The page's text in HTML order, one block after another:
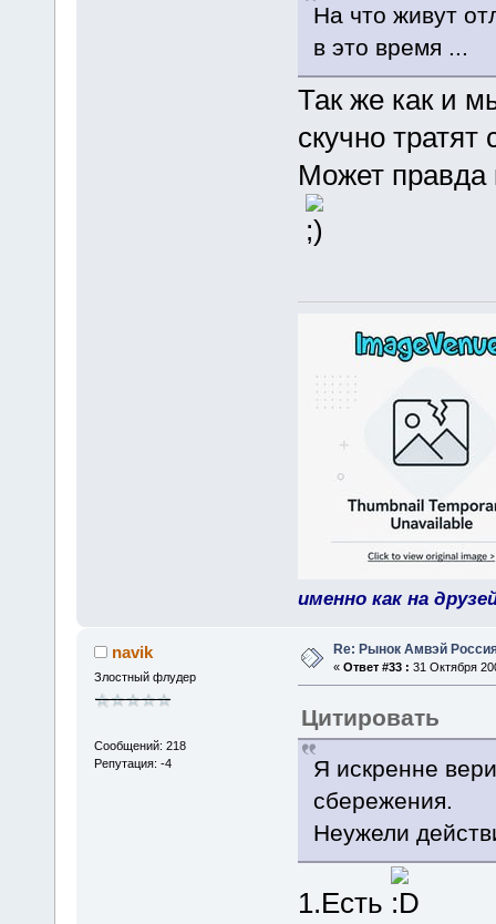
На что живут
в это время ...
Так же как и
скучно
Может правда
именно как на
navik
Злостный флудер
Сообщений: 218
Репутация: -4
Re: Рынок Амвэй
« Ответ #33 : 31 Октября
Цитировать
Я искренне
сбережения.
Неужели
1.Есть